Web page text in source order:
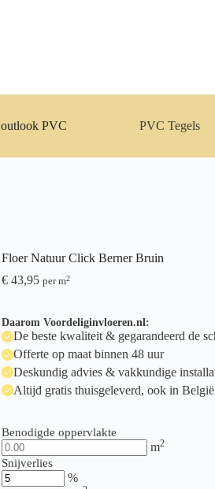
PVC PVC Tegels
Floer Natuur Click Berner Bruin
€43,95 per m2
Daarom Voordeliginvloeren.nl:
De beste kwaliteit & gegarandeerd de
Offerte op maat binnen 48 uur
Deskundig advies & vakkundige
Altijd gratis thuisgeleverd, ook in België
Benodigde oppervlakte
m2
Snijverlies
%